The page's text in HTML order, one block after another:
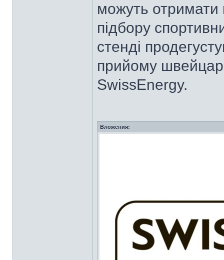
можуть отримати
підбору
стенді
прийому
SwissEnergy.
Вложения: